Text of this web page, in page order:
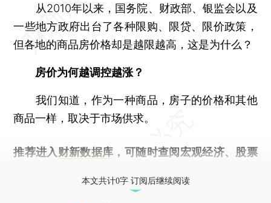
从2010年以来，国务院、财政部、银监会以及
一些地方政府出台了各种限购、限贷、限价政策，
但各地的商品房价格却是越限越高，这是为什么？
房价为何越调控越涨？
我们知道，作为一种商品，房子的价格和其他
商品一样，取决于市场供求。
推荐进入 财新数据库 ，可随时查阅宏观经济、股票
本文共计0字 订阅后继续阅读